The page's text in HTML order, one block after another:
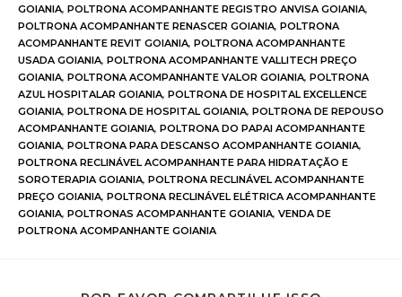
GOIANIA, POLTRONA ACOMPANHANTE REGISTRO ANVISA GOIANIA,
POLTRONA ACOMPANHANTE RENASCER GOIANIA, POLTRONA
ACOMPANHANTE REVIT GOIANIA, POLTRONA ACOMPANHANTE
USADA GOIANIA, POLTRONA ACOMPANHANTE VALLITECH PREÇO
GOIANIA, POLTRONA ACOMPANHANTE VALOR GOIANIA, POLTRONA
AZUL HOSPITALAR GOIANIA, POLTRONA DE HOSPITAL EXCELLENCE
GOIANIA, POLTRONA DE HOSPITAL GOIANIA, POLTRONA DE REPOUSO
ACOMPANHANTE GOIANIA, POLTRONA DO PAPAI ACOMPANHANTE
GOIANIA, POLTRONA PARA DESCANSO ACOMPANHANTE GOIANIA,
POLTRONA RECLINÁVEL ACOMPANHANTE PARA HIDRATAÇÃO E
SOROTERAPIA GOIANIA, POLTRONA RECLINÁVEL ACOMPANHANTE
PREÇO GOIANIA, POLTRONA RECLINÁVEL ELÉTRICA ACOMPANHANTE
GOIANIA, POLTRONAS ACOMPANHANTE GOIANIA, VENDA DE
POLTRONA ACOMPANHANTE GOIANIA